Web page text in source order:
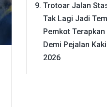
Trotoar Jalan
Tak Lagi Jadi
Pemkot
Demi Pejalan Kaki
2026